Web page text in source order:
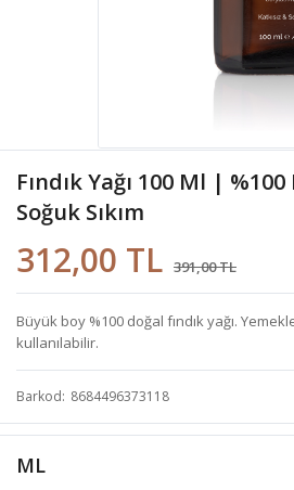
Fındık Yağı 100 Ml |
Soğuk Sıkım
312,00 TL 391,00 TL
Büyük boy %100 doğal fındık yağı.
kullanılabilir.
Barkod 8684496373118
ML